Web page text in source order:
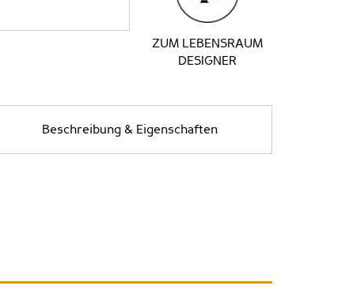
ZUM LEBENSRAUM
DESIGNER
Beschreibung & Eigenschaften